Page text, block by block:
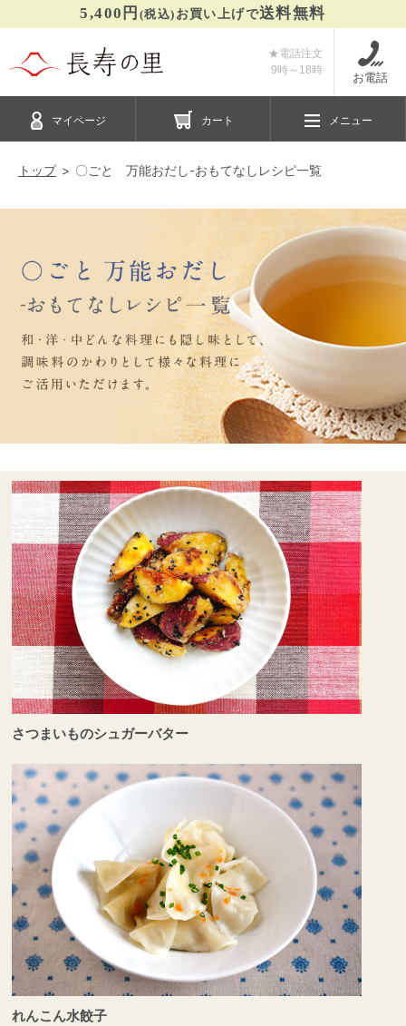
5,400円 (税込) お買い上げで送料無料
★電話注文
9時～ 18時 お電話
マイページ カート メニュー
トップ 〇ごと 万能おだし-おもてなしレシピ一覧
さつまいものシュガーバター
れんこん水餃子